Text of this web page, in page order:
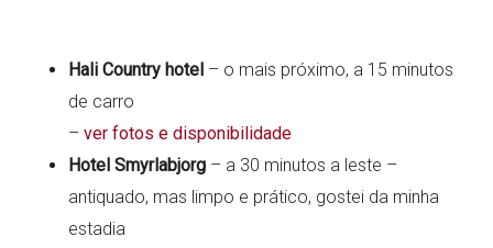
Hali Country hotel – o mais próximo, a 15 minutos
de carro
–ver fotos e disponibilidade
Hotel Smyrlabjorg – a 30 minutos a leste –
antiquado, mas limpo e prático, gostei da minha
estadia